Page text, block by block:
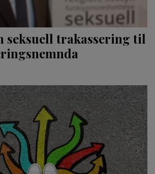
seksuell trakassering til